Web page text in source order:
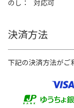
のし
対応可
決済方法
下記の決済方法がご